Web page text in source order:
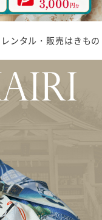
ンタル・販売はきもの